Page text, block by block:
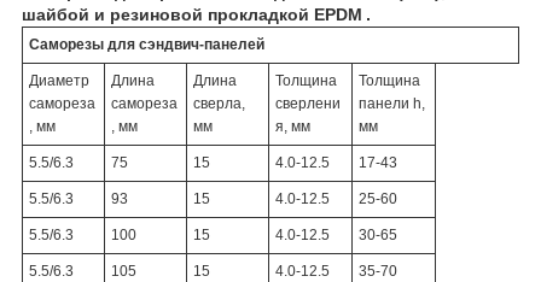
шайбой и резиновой прокладкой EPDM
Саморезы для сэндвич-панелей
Диаметр
сaмopeза
, мм
Длина
сaмopeза
, мм
Длина
сверла,
мм
Толщина
сверлени
я, мм
Толщина
панели h,
мм
5.5/6.3 75 15 4.0-12.5 17-43
5.5/6.3 93 15 4.0-12.5 25-60
5.5/6.3 100 15 4.0-12.5 30-65
5.5/6.3 105 15 4.0-12.5 35-70